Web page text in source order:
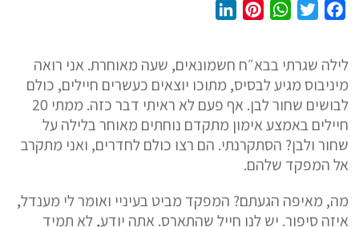
e
b
o
o
k
t
t
e
r
W
t
s
A
p
p
t
e
r
e
s
k
e
d
I
n
לילה שגרתי בבא״ח חשמונאים, שעה מאוחרת. אני רואה
מיניבוס מגיע לבסיס, מתוכו יוצאים כעשרים חיילים, כולם
לבושים שחור לבן. אף פעם לא ראיתי דבר כזה. ממתי 20
חיילים באמצע אימון מתקדם נוחתים מאוחר בלילה על
שחור ולבן? הסתקרנתי. הם רצו כולם לחדרים, ואני מתקרב
אל המפקד שלהם.
מה, מאיפה הגעתם? המפקד מביט בעיניי ואומר לי מענדל,
איזה סיפור. יש לנו חייל שהתארס. אתה יודע, לא תמיד